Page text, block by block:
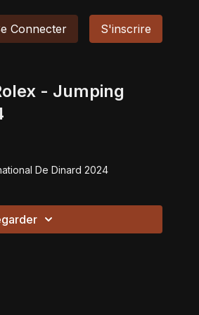
Connecter S'inscrire
- Jumping
De Dinard 2024